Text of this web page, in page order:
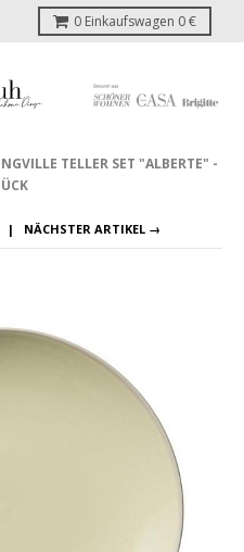
0 Einkaufswagen 0 €
TELLER SET "ALBERTE" -
NÄCHSTER ARTIKEL →